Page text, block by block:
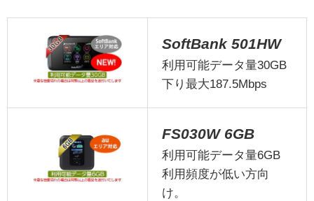
SoftBank 501HW
利用可能データ量30GB
下り最大187.5Mbps
FS030W 6GB
利用可能データ量6GB
利用頻度が低い方向
け。